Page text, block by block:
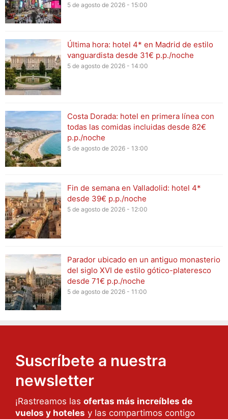
5 de agosto de 2026 - 15:00
Última hora: hotel 4* en Madrid de estilo
vanguardista desde 31€ p.p./noche
5 de agosto de 2026 - 14:00
Costa Dorada: hotel en primera línea con
todas las comidas incluidas desde 82€
p.p./noche
5 de agosto de 2026 - 13:00
Fin de semana en Valladolid: hotel 4*
desde 39€ p.p./noche
5 de agosto de 2026 - 12:00
Parador ubicado en un antiguo monasterio
del siglo XVI de estilo gótico-plateresco
desde 71€ p.p./noche
5 de agosto de 2026 - 11:00
Suscríbete a nuestra
newsletter
¡Rastreamos las ofertas más increíbles de
vuelos y hoteles y las compartimos contigo